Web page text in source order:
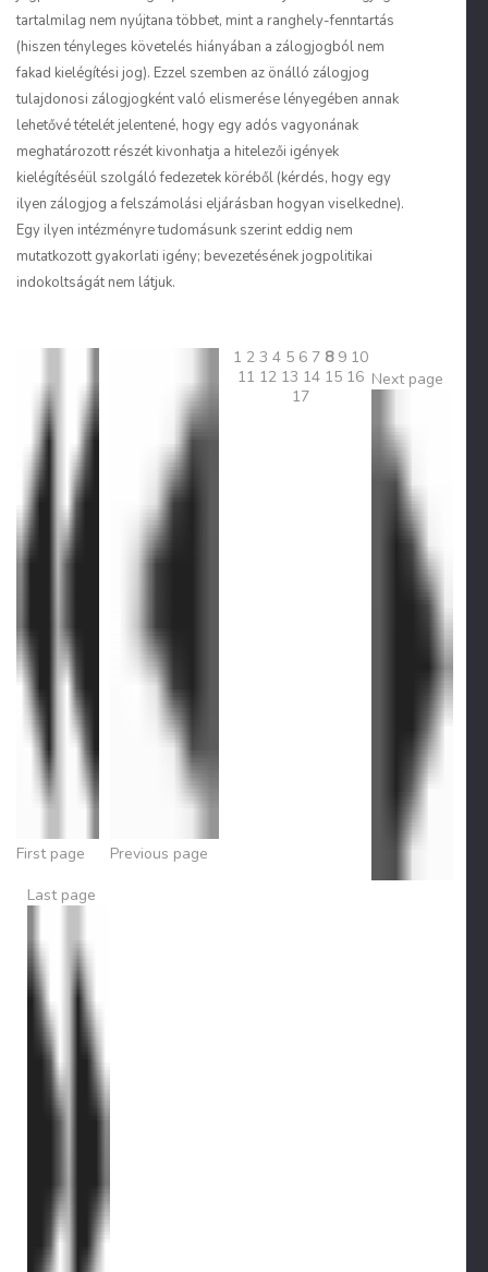
tartalmilag nem nyújtana többet, mint a ranghely-fenntartás
(hiszen tényleges követelés hiányában a zálogjogból nem
fakad kielégítési jog). Ezzel szemben az önálló zálogjog
tulajdonosi zálogjogként való elismerése lényegében annak
lehetővé tételét jelentené, hogy egy adós vagyonának
meghatározott részét kivonhatja a hitelezői igények
kielégítéséül szolgáló fedezetek köréből (kérdés, hogy egy
ilyen zálogjog a felszámolási eljárásban hogyan viselkedne).
Egy ilyen intézményre tudomásunk szerint eddig nem
mutatkozott gyakorlati igény; bevezetésének jogpolitikai
indokoltságát nem látjuk.
First page Previous page
1 2 3 4 5 6 7 8 9 10
11 12 13 14 15 16
17
Next page
Last page